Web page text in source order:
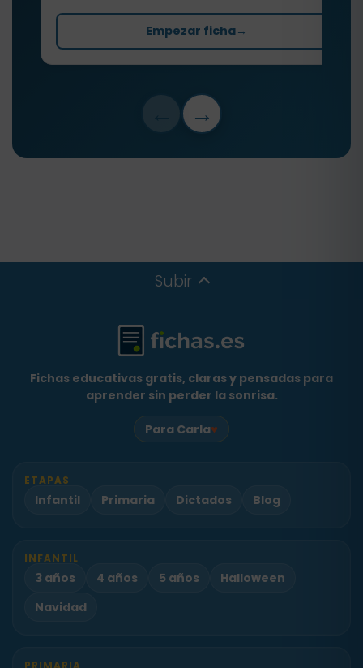
Empezar ficha→
→
Subir
Fichas educativas gratis, claras y pensadas para
aprender sin perder la sonrisa.
Para Carla♥
ETAPAS
Infantil Primaria Dictados Blog
INFANTIL
3 años 4 años 5 años
Halloween
Navidad